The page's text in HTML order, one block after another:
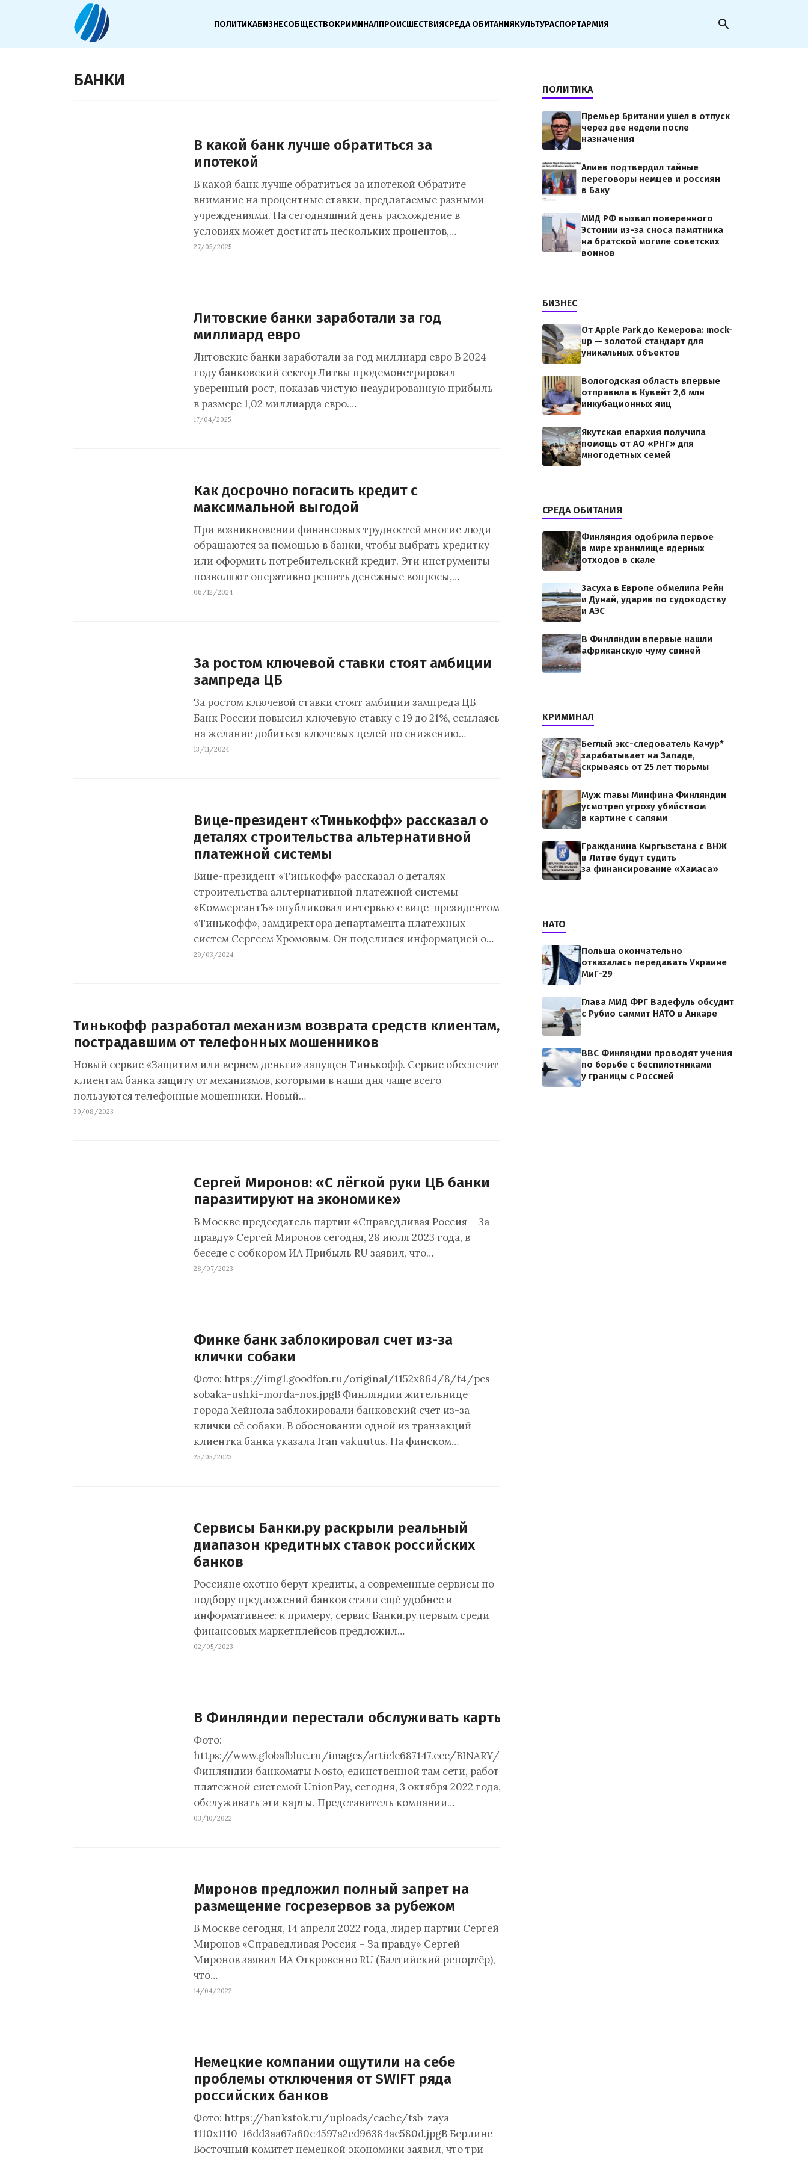
ПОЛИТИКАБИЗНЕСОБЩЕСТВОКРИМИНАЛПРОИСШЕСТВИЯСРЕДА ОБИТАНИЯКУЛЬТУРАСПОРТАРМИЯ search
БАНКИ
В какой банк лучше обратиться за
ипотекой
В какой банк лучше обратиться за ипотекой Обратите
внимание на процентные ставки, предлагаемые разными
учреждениями. На сегодняшний день расхождение в
условиях может достигать нескольких процентов,…
27/05/2025
Литовские банки заработали за год
миллиард евро
Литовские банки заработали за год миллиард евро В 2024
году банковский сектор Литвы продемонстрировал
уверенный рост, показав чистую неаудированную прибыль
в размере 1,02 миллиарда евро.…
17/04/2025
Как досрочно погасить кредит с
максимальной выгодой
При возникновении финансовых трудностей многие люди
обращаются за помощью в банки, чтобы выбрать кредитку
или оформить потребительский кредит. Эти инструменты
позволяют оперативно решить денежные вопросы,…
06/12/2024
За ростом ключевой ставки стоят амбиции
зампреда ЦБ
За ростом ключевой ставки стоят амбиции зампреда ЦБ
Банк России повысил ключевую ставку с 19 до 21%, ссылаясь
на желание добиться ключевых целей по снижению…
13/11/2024
Вице-президент «Тинькофф» рассказал о
деталях строительства альтернативной
платежной системы
Вице-президент «Тинькофф» рассказал о деталях
строительства альтернативной платежной системы
«КоммерсантЪ» опубликовал интервью с вице-президентом
«Тинькофф», замдиректора департамента платежных
систем Сергеем Хромовым. Он поделился информацией о…
29/03/2024
Тинькофф разработал механизм возврата средств клиентам,
пострадавшим от телефонных мошенников
Новый сервис «Защитим или вернем деньги» запущен Тинькофф. Сервис обеспечит
клиентам банка защиту от механизмов, которыми в наши дня чаще всего
пользуются телефонные мошенники. Новый…
30/08/2023
Сергей Миронов: «С лёгкой руки ЦБ банки
паразитируют на экономике»
В Москве председатель партии «Справедливая Россия – За
правду» Сергей Миронов сегодня, 28 июля 2023 года, в
беседе с собкором ИА Прибыль RU заявил, что…
28/07/2023
Финке банк заблокировал счет из-за
клички собаки
Фото: https://img1.goodfon.ru/original/1152x864/8/f4/pes-
sobaka-ushki-morda-nos.jpgВ Финляндии жительнице
города Хейнола заблокировали банковский счет из-за
клички её собаки. В обосновании одной из транзакций
клиентка банка указала Iran vakuutus. На финском…
25/05/2023
Сервисы Банки.ру раскрыли реальный
диапазон кредитных ставок российских
банков
Россияне охотно берут кредиты, а современные сервисы по
подбору предложений банков стали ещё удобнее и
информативнее: к примеру, сервис Банки.ру первым среди
финансовых маркетплейсов предложил…
02/05/2023
В Финляндии перестали обслуживать карты UnionPay
Фото:
https://www.globalblue.ru/images/article687147.ece/BINARY/UnionPay_970x643.jpgВ
Финляндии банкоматы Nosto, единственной там сети, работающей с китайской
платежной системой UnionPay, сегодня, 3 октября 2022 года, перестали
обслуживать эти карты. Представитель компании…
03/10/2022
Миронов предложил полный запрет на
размещение госрезервов за рубежом
В Москве сегодня, 14 апреля 2022 года, лидер партии Сергей
Миронов «Справедливая Россия – За правду» Сергей
Миронов заявил ИА Откровенно RU (Балтийский репортёр),
что…
14/04/2022
Немецкие компании ощутили на себе
проблемы отключения от SWIFT ряда
российских банков
Фото: https://bankstok.ru/uploads/cache/tsb-zaya-
1110x1110-16dd3aa67a60c4597a2ed96384ae580d.jpgВ Берлине
Восточный комитет немецкой экономики заявил, что три
ПОЛИТИКА
Премьер Британии ушел в отпуск
через две недели после
назначения
Алиев подтвердил тайные
переговоры немцев и россиян
в Баку
МИД РФ вызвал поверенного
Эстонии из-за сноса памятника
на братской могиле советских
воинов
БИЗНЕС
От Apple Park до Кемерова: mock-
up — золотой стандарт для
уникальных объектов
Вологодская область впервые
отправила в Кувейт 2,6 млн
инкубационных яиц
Якутская епархия получила
помощь от АО «РНГ» для
многодетных семей
СРЕДА ОБИТАНИЯ
Финляндия одобрила первое
в мире хранилище ядерных
отходов в скале
Засуха в Европе обмелила Рейн
и Дунай, ударив по судоходству
и АЭС
В Финляндии впервые нашли
африканскую чуму свиней
КРИМИНАЛ
Беглый экс-следователь Качур*
зарабатывает на Западе,
скрываясь от 25 лет тюрьмы
Муж главы Минфина Финляндии
усмотрел угрозу убийством
в картине с салями
Гражданина Кыргызстана с ВНЖ
в Литве будут судить
за финансирование «Хамаса»
НАТО
Польша окончательно
отказалась передавать Украине
МиГ-29
Глава МИД ФРГ Вадефуль обсудит
с Рубио саммит НАТО в Анкаре
ВВС Финляндии проводят учения
по борьбе с беспилотниками
у границы с Россией